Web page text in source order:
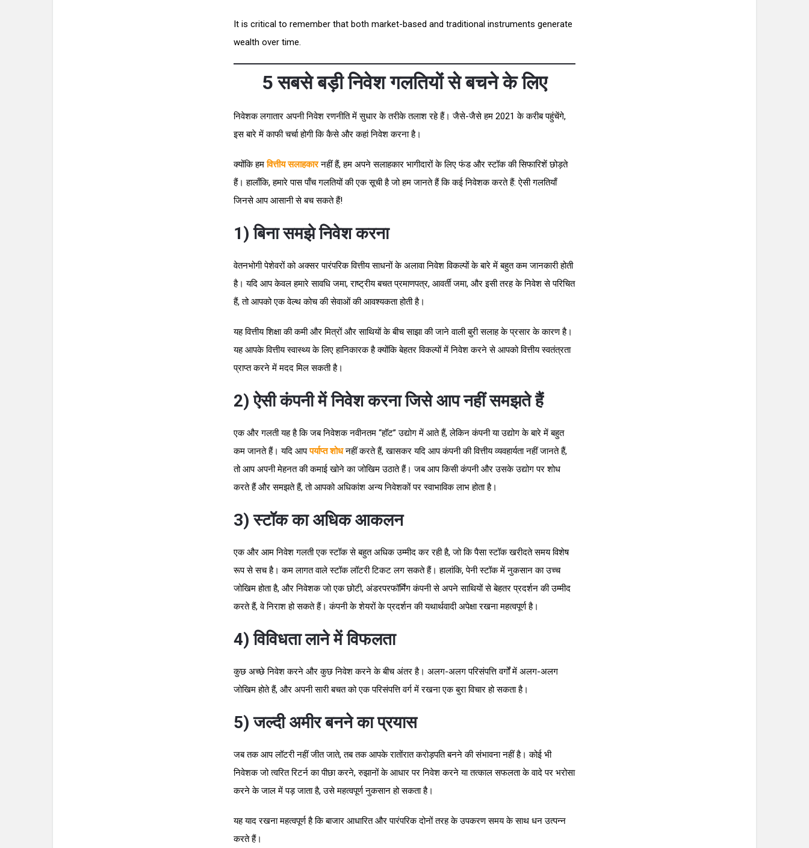
It is critical to remember that both market-based and traditional instruments generate
wealth over time.
5 सबसे बड़ी निवेश गलतियों से बचने के लिए
निवेशक लगातार अपनी निवेश रणनीति में सुधार के तरीके तलाश रहे हैं। जैसे-जैसे हम 2021 के करीब पहुंचेंगे,
इस बारे में काफी चर्चा होगी कि कैसे और कहां निवेश करना है।
क्योंकि हमवित्तीय सलाहकार नहीं हैं, हम अपने सलाहकार भागीदारों के लिए फंड और स्टॉक की सिफारिशें छोड़ते
हैं। हालाँकि, हमारे पास पाँच गलतियों की एक सूची है जो हम जानते हैं कि कई निवेशक करते हैं: ऐसी गलतियाँ
जिनसे आप आसानी से बच सकते हैं!
1) बिना समझे निवेश करना
वेतनभोगी पेशेवरों को अक्सर पारंपरिक वित्तीय साधनों के अलावा निवेश विकल्पों के बारे में बहुत कम जानकारी होती
है। यदि आप केवल हमारे सावधि जमा, राष्ट्रीय बचत प्रमाणपत्र, आवर्ती जमा, और इसी तरह के निवेश से परिचित
हैं, तो आपको एक वेल्थ कोच की सेवाओं की आवश्यकता होती है।
यह वित्तीय शिक्षा की कमी और मित्रों और साथियों के बीच साझा की जाने वाली बुरी सलाह के प्रसार के कारण है।
यह आपके वित्तीय स्वास्थ्य के लिए हानिकारक है क्योंकि बेहतर विकल्पों में निवेश करने से आपको वित्तीय स्वतंत्रता
प्राप्त करने में मदद मिल सकती है।
2) ऐसी कंपनी में निवेश करना जिसे आप नहीं समझते हैं
एक और गलती यह है कि जब निवेशक नवीनतम “हॉट” उद्योग में आते हैं, लेकिन कंपनी या उद्योग के बारे में बहुत
कम जानते हैं। यदि आपपर्याप्त शोधनहीं करते हैं, खासकर यदि आप कंपनी की वित्तीय व्यवहार्यता नहीं जानते हैं,
तो आप अपनी मेहनत की कमाई खोने का जोखिम उठाते हैं। जब आप किसी कंपनी और उसके उद्योग पर शोध
करते हैं और समझते हैं, तो आपको अधिकांश अन्य निवेशकों पर स्वाभाविक लाभ होता है।
3) स्टॉक का अधिक आकलन
एक और आम निवेश गलती एक स्टॉक से बहुत अधिक उम्मीद कर रही है, जो कि पैसा स्टॉक खरीदते समय विशेष
रूप से सच है। कम लागत वाले स्टॉक लॉटरी टिकट लग सकते हैं। हालांकि, पेनी स्टॉक में नुकसान का उच्च
जोखिम होता है, और निवेशक जो एक छोटी, अंडरपरफॉर्मिंग कंपनी से अपने साथियों से बेहतर प्रदर्शन की उम्मीद
करते हैं, वे निराश हो सकते हैं। कंपनी के शेयरों के प्रदर्शन की यथार्थवादी अपेक्षा रखना महत्वपूर्ण है।
4) विविधता लाने में विफलता
कुछ अच्छे निवेश करने और कुछ निवेश करने के बीच अंतर है। अलग-अलग परिसंपत्ति वर्गों में अलग-अलग
जोखिम होते हैं, और अपनी सारी बचत को एक परिसंपत्ति वर्ग में रखना एक बुरा विचार हो सकता है।
5) जल्दी अमीर बनने का प्रयास
जब तक आप लॉटरी नहीं जीत जाते, तब तक आपके रातोंरात करोड़पति बनने की संभावना नहीं है। कोई भी
निवेशक जो त्वरित रिटर्न का पीछा करने, रुझानों के आधार पर निवेश करने या तत्काल सफलता के वादे पर भरोसा
करने के जाल में पड़ जाता है, उसे महत्वपूर्ण नुकसान हो सकता है।
यह याद रखना महत्वपूर्ण है कि बाजार आधारित और पारंपरिक दोनों तरह के उपकरण समय के साथ धन उत्पन्न
करते हैं।